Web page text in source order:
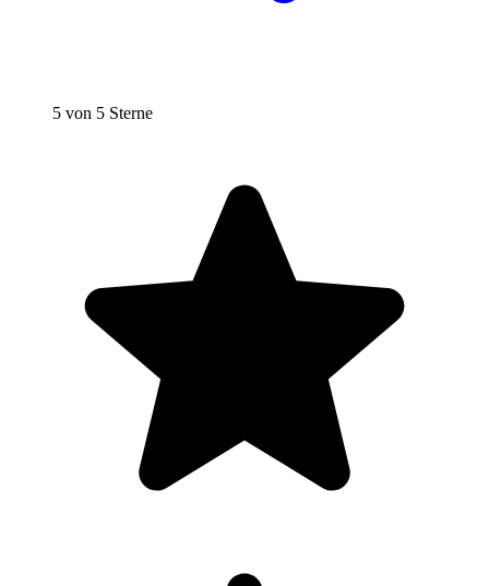
5 von 5 Sterne